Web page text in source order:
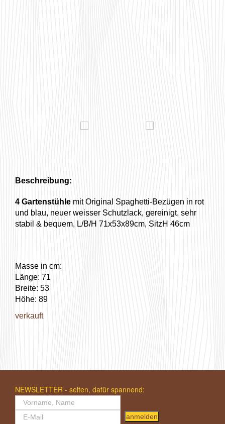
Beschreibung:
4 Gartenstühle mit Original Spaghetti-Bezügen in rot
und blau, neuer weisser Schutzlack, gereinigt, sehr
stabil & bequem, L/B/H 71x53x89cm, SitzH 46cm
Masse in cm:
Länge: 71
Breite: 53
Höhe: 89
verkauft
NEWSLETTER - selten, dafür spannend:
anmelden